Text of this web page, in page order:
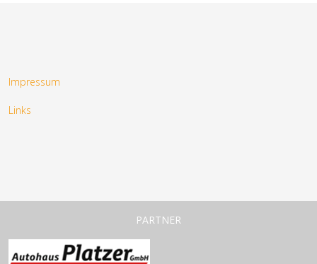
Impressum
Links
PARTNER